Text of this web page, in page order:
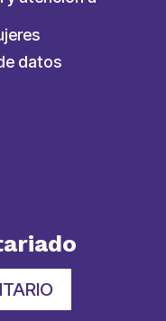
datos